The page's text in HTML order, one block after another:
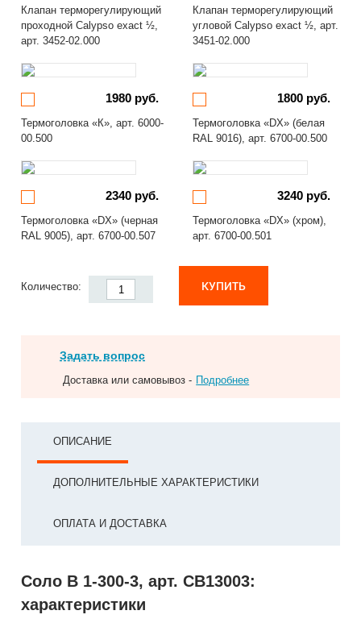
Клапан терморегулирующий
проходной Calypso exact ½,
арт. 3452-02.000
Клапан терморегулирующий
угловой Calypso exact ½, арт.
3451-02.000
1980 руб.
Термоголовка «К», арт. 6000-
00.500
1800 руб.
Термоголовка «DX» (белая
RAL 9016), арт. 6700-00.500
2340 руб.
Термоголовка «DX» (черная
RAL 9005), арт. 6700-00.507
3240 руб.
Термоголовка «DX» (хром),
арт. 6700-00.501
Количество: КУПИТЬ
Задать вопрос
Доставка или самовывоз - Подробнее
ОПИСАНИЕ
ДОПОЛНИТЕЛЬНЫЕ ХАРАКТЕРИСТИКИ
ОПЛАТА И ДОСТАВКА
Соло В 1-300-3, арт. СВ13003:
характеристики